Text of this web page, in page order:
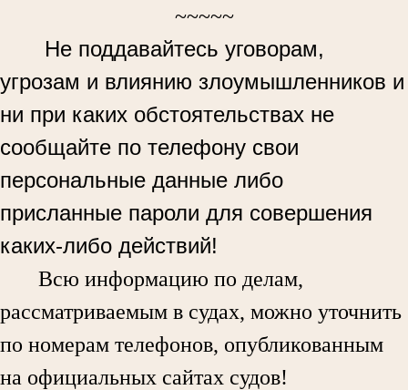
~~~~~
Не поддавайтесь уговорам,
угрозам и влиянию злоумышленников и
ни при каких обстоятельствах не
сообщайте по телефону свои
персональные данные либо
присланные пароли для совершения
каких-либо действий!
Всю информацию по делам,
рассматриваемым в судах, можно уточнить
по номерам телефонов, опубликованным
на официальных сайтах судов!